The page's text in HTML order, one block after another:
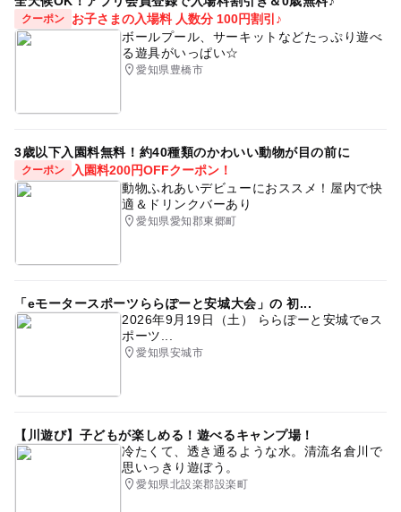
予約ページ
予約はこちらから
クーポン
お子さまの入場料 人数分 100円割引♪
ボールプール、サーキットなどたっぷり遊べ
る遊具がいっぱい☆
愛知県豊橋市
3歳以下入園料無料！約40種類のかわいい動物が目の前に
クーポン
入園料200円OFFクーポン！
動物ふれあいデビューにおススメ！屋内で快
適＆ドリンクバーあり
愛知県愛知郡東郷町
「eモータースポーツららぽーと安城大会」の 初...
2026年9月19日（土） ららぽーと安城でeス
ポーツ...
愛知県安城市
【川遊び】子どもが楽しめる！遊べるキャンプ場！
冷たくて、透き通るような水。清流名倉川で
思いっきり遊ぼう。
愛知県北設楽郡設楽町